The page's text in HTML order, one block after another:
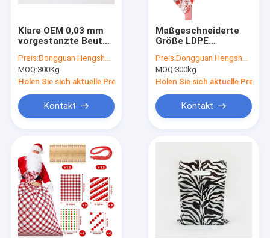
Klare OEM 0,03 mm
vorgestanzte Beutel
individuellem Druck
und Heißsiegelung
für
Supermarktausrüstung
Preis:Dongguan Hengsheng Polybag
MOQ:300Kg
Holen Sie sich aktuelle Preis
Kontakt
Maßgeschneiderte
Größe LDPE
Einweg-Tischdecke
für Halloween
Kunststoff-
Tischdecke
Preis:Dongguan Hengsheng Polybag
MOQ:300kg
Holen Sie sich aktuelle Preis
Kontakt